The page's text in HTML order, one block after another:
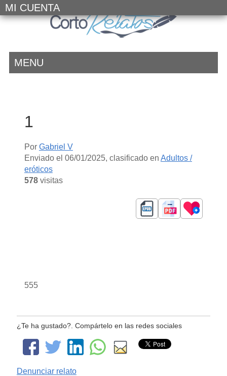
MI CUENTA
MENU
1
Por Gabriel V
Enviado el 06/01/2025, clasificado en Adultos /
eróticos
578visitas
555
¿Te ha gustado?. Compártelo en las redes sociales
Denunciar relato